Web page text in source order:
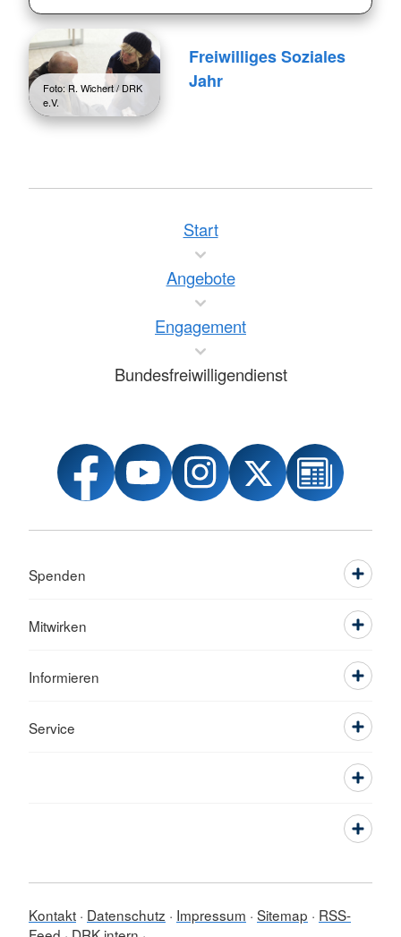
Foto: R. Wichert / DRK
e.V.
Freiwilliges Soziales
Jahr
Start
Angebote
Engagement
Bundesfreiwilligendienst
Spenden
Mitwirken
Informieren
Service
Kontakt Datenschutz Impressum Sitemap
RSS-